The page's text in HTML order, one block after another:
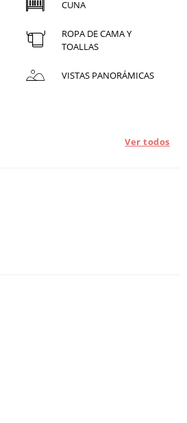
CUNA
ROPA DE CAMA Y
TOALLAS
VISTAS PANORÁMICAS
Ver todos